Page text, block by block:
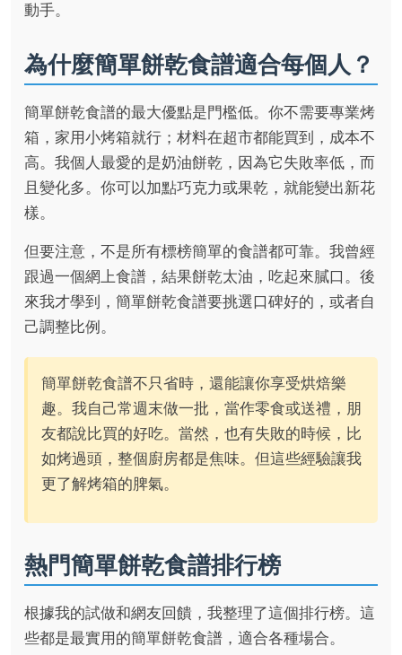
動手。
為什麼簡單餅乾食譜適合每個人？
簡單餅乾食譜的最大優點是門檻低。你不需要專業烤
箱，家用小烤箱就行；材料在超市都能買到，成本不
高。我個人最愛的是奶油餅乾，因為它失敗率低，而
且變化多。你可以加點巧克力或果乾，就能變出新花
樣。
但要注意，不是所有標榜簡單的食譜都可靠。我曾經
跟過一個網上食譜，結果餅乾太油，吃起來膩口。後
來我才學到，簡單餅乾食譜要挑選口碑好的，或者自
己調整比例。
簡單餅乾食譜不只省時，還能讓你享受烘焙樂
趣。我自己常週末做一批，當作零食或送禮，朋
友都說比買的好吃。當然，也有失敗的時候，比
如烤過頭，整個廚房都是焦味。但這些經驗讓我
更了解烤箱的脾氣。
熱門簡單餅乾食譜排行榜
根據我的試做和網友回饋，我整理了這個排行榜。這
些都是最實用的簡單餅乾食譜，適合各種場合。